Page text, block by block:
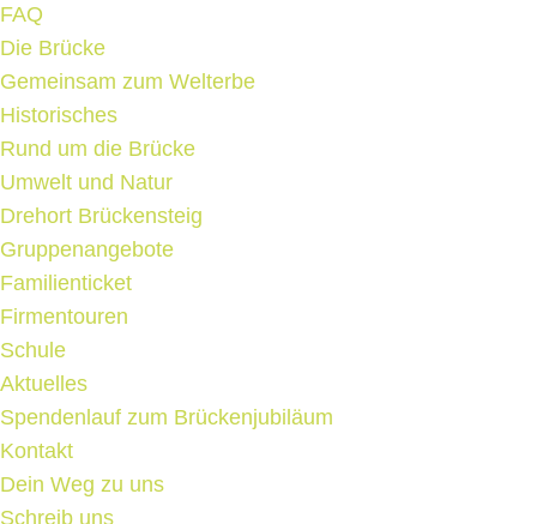
FAQ
Die Brücke
Gemeinsam zum Welterbe
Historisches
Rund um die Brücke
Umwelt und Natur
Drehort Brückensteig
Gruppenangebote
Familienticket
Firmentouren
Schule
Aktuelles
Spendenlauf zum Brückenjubiläum
Kontakt
Dein Weg zu uns
Schreib uns